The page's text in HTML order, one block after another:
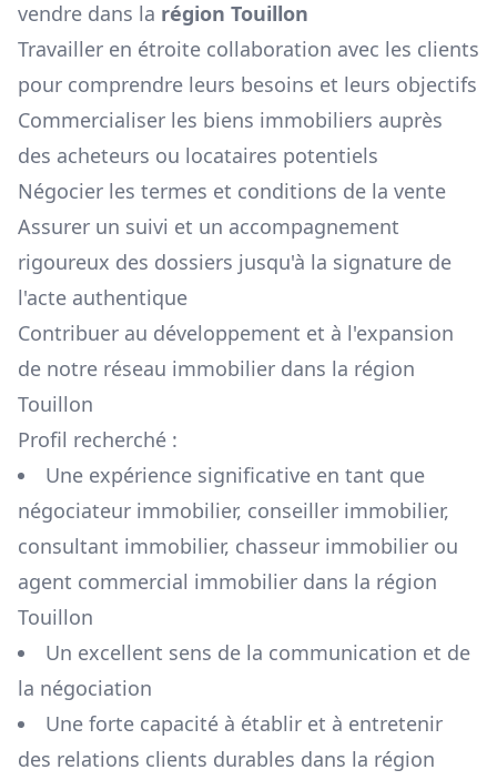
vendre dans la région Touillon
Travailler en étroite collaboration avec les clients
pour comprendre leurs besoins et leurs objectifs
Commercialiser les biens immobiliers auprès
des acheteurs ou locataires potentiels
Négocier les termes et conditions de la vente
Assurer un suivi et un accompagnement
rigoureux des dossiers jusqu'à la signature de
l'acte authentique
Contribuer au développement et à l'expansion
de notre réseau immobilier dans la région
Touillon
Profil recherché :
Une expérience significative en tant que
négociateur immobilier, conseiller immobilier,
consultant immobilier, chasseur immobilier ou
agent commercial immobilier dans la région
Touillon
Un excellent sens de la communication et de
la négociation
Une forte capacité à établir et à entretenir
des relations clients durables dans la région